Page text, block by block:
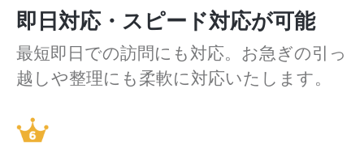
即日対応・スピード対応が可能
最短即日での訪問にも対応。お急ぎの引っ
越しや整理にも柔軟に対応いたします。